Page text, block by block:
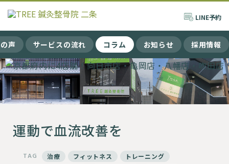
LINE予約
声 サービスの流れ コラム お知らせ 採用情報
運動で血流改善を
TAG 治療 フィットネス
トレーニング